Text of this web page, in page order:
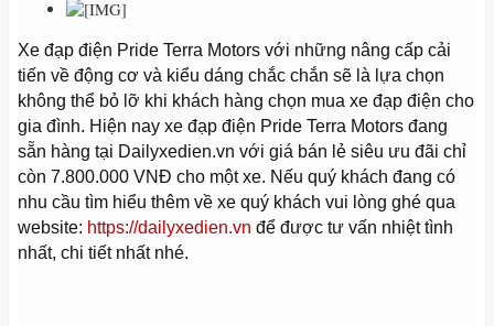
Xe đạp điện Pride Terra Motors với những nâng cấp cải
tiến về động cơ và kiểu dáng chắc chắn sẽ là lựa chọn
không thể bỏ lỡ khi khách hàng chọn mua xe đạp điện cho
gia đình. Hiện nay xe đạp điện Pride Terra Motors đang
sẵn hàng tại Dailyxedien.vn với giá bán lẻ siêu ưu đãi chỉ
còn 7.800.000 VNĐ cho một xe. Nếu quý khách đang có
nhu cầu tìm hiểu thêm về xe quý khách vui lòng ghé qua
website: https://dailyxedien.vn để được tư vấn nhiệt tình
nhất, chi tiết nhất nhé.